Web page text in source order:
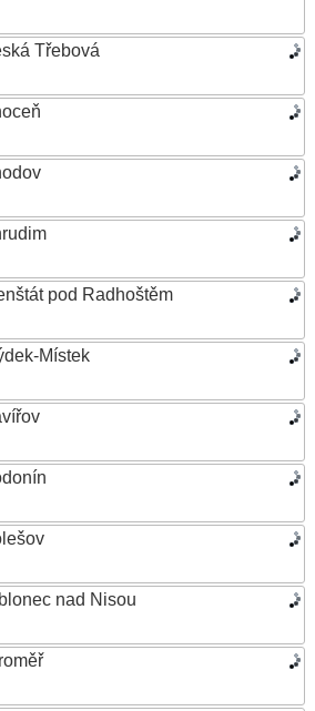
Třebová
pod Radhoštěm
Místek
nad Nisou